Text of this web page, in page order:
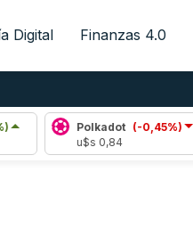
Digital Finanzas 4.0
Polkadot (-0,45%)
u$s 0,84